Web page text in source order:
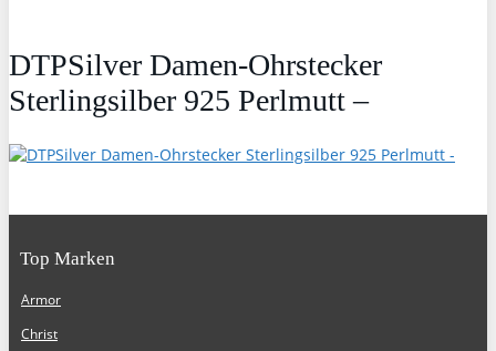
DTPSilver Damen-Ohrstecker
Sterlingsilber 925 Perlmutt –
Top Marken
Armor
Christ